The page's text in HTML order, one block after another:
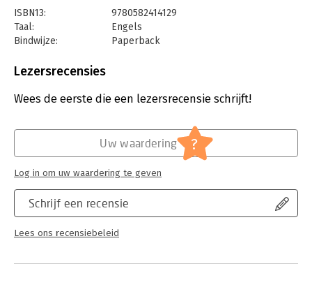
The book argues that our knowledge and understanding of the
environment is now so great that we can predict with
technology need to be focussed in order to prevent severe
management of the environment has become dependent upon
quality of life and the willingness of our elected politicians to
legislate and enforce the very highest standards of
environmental management. This book will be essential
studies/science and land use planners and will also contribute
valuable information for climatology, biogeography, hydrology,
land economy and forestry students.
ISBN13:
9780582414129
Taal:
Engels
Bindwijze:
Paperback
Uitgever:
Lezersrecensies
Wees de eerste die een lezersrecensie schrijft!
Schrijf een recensie
Lees ons recensiebeleid
Uw waardering ?
Log in om uw waardering te geven